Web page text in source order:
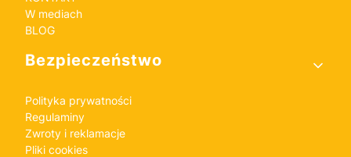
W mediach
BLOG
Bezpieczeństwo
Polityka prywatności
Regulaminy
Zwroty i reklamacje
Pliki cookies